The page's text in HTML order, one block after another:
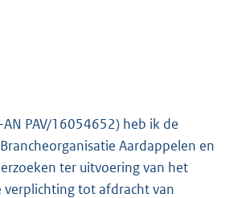
PAV/16054652) heb ik de
Aardappelen en
ter uitvoering van het
verplichting tot afdracht van